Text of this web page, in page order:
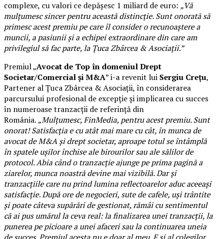
complexe, cu valori ce depășesc 1 miliard de euro: „Vă
mulțumesc sincer pentru această distincție. Sunt onorată să
primesc acest premiu pe care îl consider o recunoaștere a
muncii, a pasiunii și a echipei extraordinare din care am
privilegiul să fac parte, la Țuca Zbârcea & Asociații.”
Premiul „Avocat de Top în domeniul Drept
Societar/Comercial și M&A” i-a revenit lui Sergiu Crețu,
Partener al Țuca Zbârcea & Asociații, în considerarea
parcursului profesional de excepție și implicarea cu succes
în numeroase tranzacții de referință din
România. „Mulțumesc, FinMedia, pentru acest premiu. Sunt
onorat! Satisfacția e cu atât mai mare cu cât, în munca de
avocat de M&A și drept societar, aproape totul se întâmplă
în spatele ușilor închise ale birourilor sau ale sălilor de
protocol. Abia când o tranzacție ajunge pe prima pagină a
ziarelor, munca noastră devine mai vizibilă. Dar și
tranzacțiile care nu prind lumina reflectoarelor aduc aceeași
satisfacție. După ore de negocieri, sute de cafele, uși trântite
și poate câteva supărări de gestionat, rămâi cu sentimentul
că ai pus umărul la ceva real: la finalizarea unei tranzacții, la
punerea pe picioare a unei afaceri sau la continuarea uneia